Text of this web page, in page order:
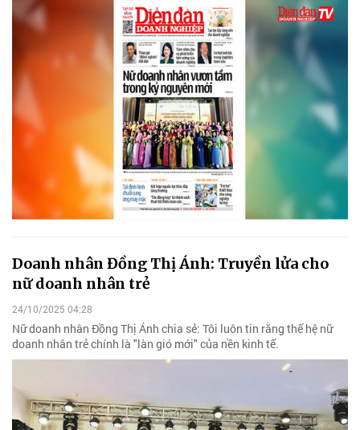
Doanh nhân Đồng Thị Ánh: Truyền lửa cho
nữ doanh nhân trẻ
24/10/2025 04:28
Nữ doanh nhân Đồng Thị Ánh chia sẻ: Tôi luôn tin rằng thế hệ nữ
doanh nhân trẻ chính là "làn gió mới" của nền kinh tế.